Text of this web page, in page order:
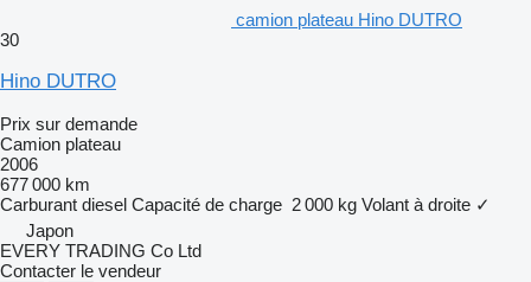
camion plateau Hino DUTRO
30
Hino DUTRO
Prix sur demande
Camion plateau
2006
677 000 km
Carburant diesel Capacité de charge 2 000 kg Volant à droite ✓
Japon
EVERY TRADING Co Ltd
Contacter le vendeur